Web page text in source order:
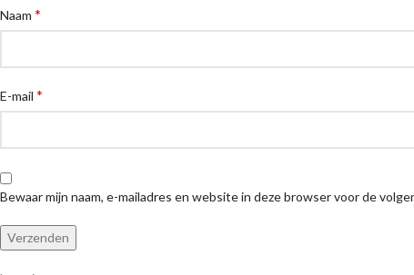
Naam *
E-mail *
Bewaar mijn naam, e-mailadres en website in deze browser voor de